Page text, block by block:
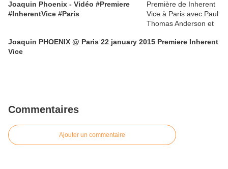
Joaquin Phoenix - Vidéo #Premiere
#InherentVice #Paris
Joaquin PHOENIX @ Paris 22 january 2015 Premiere Inherent
Vice
Commentaires
Ajouter un commentaire